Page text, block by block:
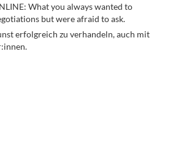
What you always wanted to
but were afraid to ask.
erfolgreich zu verhandeln, auch mit